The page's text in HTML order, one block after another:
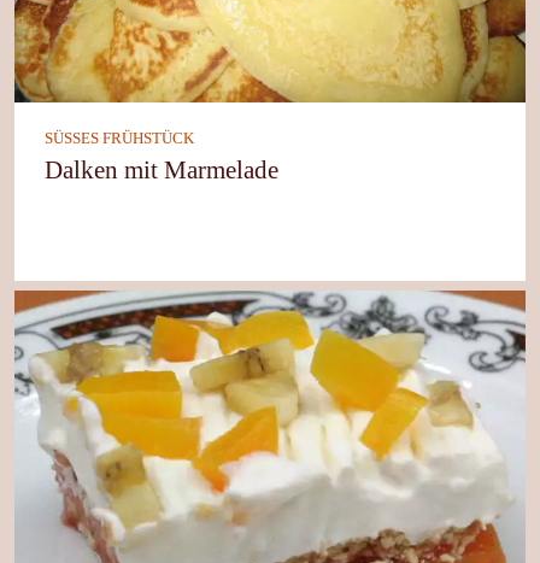
SÜSSES FRÜHSTÜCK
Dalken mit Marmelade